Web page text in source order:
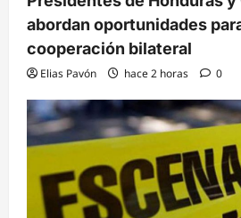
abordan oportunidades
cooperación bilateral
Elias Pavón hace 2 horas 0